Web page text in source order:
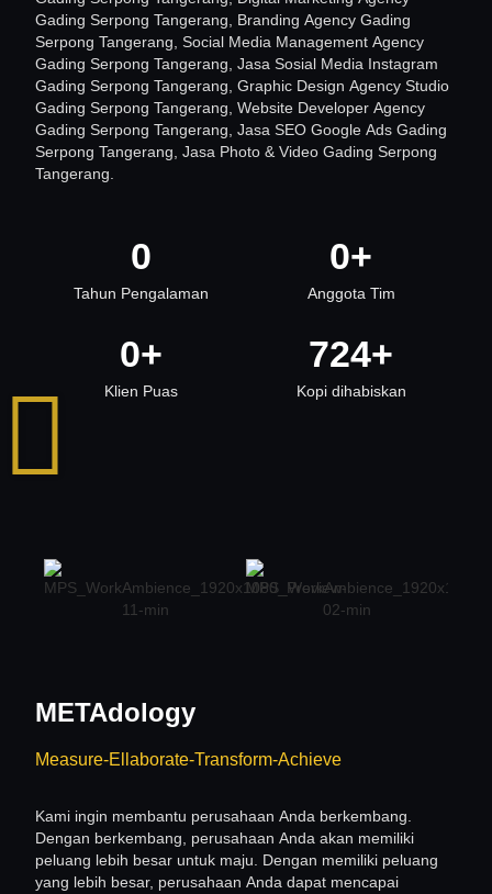
Gading Serpong Tangerang, Branding Agency Gading
Serpong Tangerang, Social Media Management Agency
Gading Serpong Tangerang, Jasa Sosial Media Instagram
Gading Serpong Tangerang, Graphic Design Agency Studio
Gading Serpong Tangerang, Website Developer Agency
Gading Serpong Tangerang, Jasa SEO Google Ads Gading
Serpong Tangerang, Jasa Photo & Video Gading Serpong
Tangerang.
Tahun Pengalaman
0
Anggota Tim
0+
Klien Puas
0+
Kopi dihabiskan
724+
METAdology
Measure-Ellaborate-Transform-Achieve
Kami ingin membantu perusahaan Anda berkembang.
Dengan berkembang, perusahaan Anda akan memiliki
peluang lebih besar untuk maju. Dengan memiliki peluang
yang lebih besar, perusahaan Anda dapat mencapai